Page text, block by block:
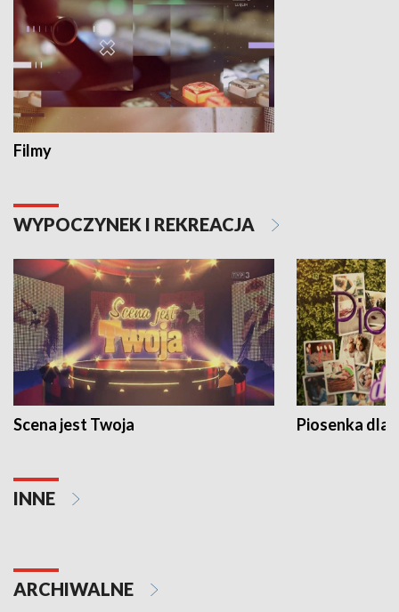
Filmy
WYPOCZYNEK I REKREACJA
Scena jest Twoja Piosenka dla
INNE
ARCHIWALNE